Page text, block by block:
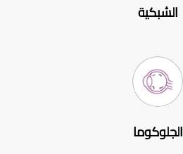
الشبكية
الجلوكوما